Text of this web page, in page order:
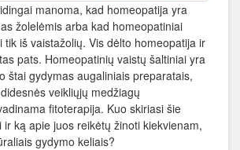
manoma, kad homeopatija yra
žolelėmis arba kad homeopatiniai
tik iš vaistažolių. Vis dėlto homeopatija ir
pats. Homeopatinių vaistų šaltiniai yra
štai gydymas augaliniais preparatais,
veikliųjų medžiagų
fitoterapija. Kuo skiriasi šie
ką apie juos reikėtų žinoti kiekvienam,
gydymo keliais?